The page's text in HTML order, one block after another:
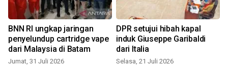
BNN RI ungkap jaringan
penyelundup cartridge vape
dari Malaysia di Batam
Jumat, 31 Juli 2026
DPR setujui hibah kapal
induk Giuseppe Garibaldi
dari Italia
Selasa, 21 Juli 2026